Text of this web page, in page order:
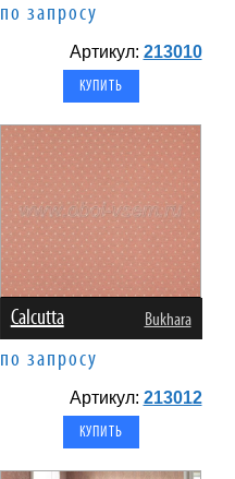
по запросу
Артикул: 213010
Calcutta Bukhara
по запросу
Артикул: 213012